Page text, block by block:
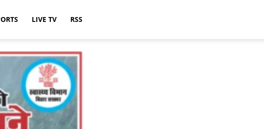
LIVE TV RSS